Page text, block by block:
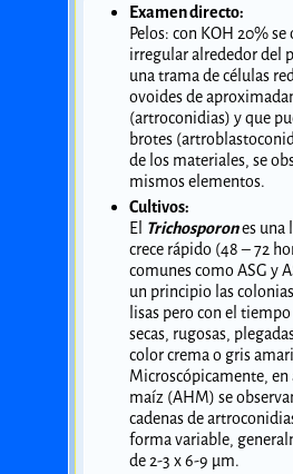
Examen directo:
Pelos: con KOH 20%
irregular alrededor del
una trama de células
ovoides de
(artroconidias) y que
brotes
de los materiales, se
mismos elementos.
Cultivos:
El Trichosporones una
crece rápido (48 – 72
comunes como ASG y
un principio las
lisas pero con el
secas, rugosas,
color crema o gris
Microscópicamente, en
maíz (AHM) se
cadenas de
forma variable,
de 2-3 x 6-9 µm.